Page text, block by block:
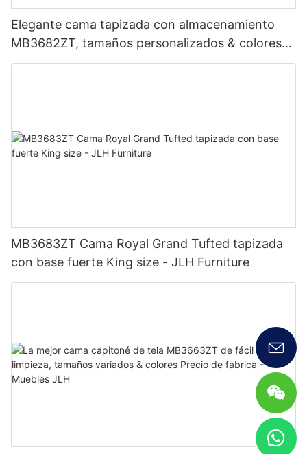
Elegante cama tapizada con almacenamiento
MB3682ZT, tamaños personalizados & colores
Precio de fábrica - Muebles JLH
MB3683ZT Cama Royal Grand Tufted tapizada
con base fuerte King size - JLH Furniture